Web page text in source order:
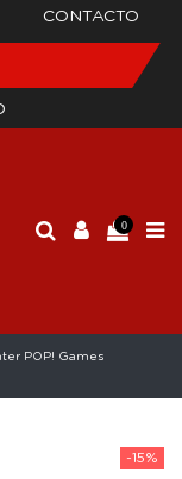
CONTACTO
0
POP! Games
-15%